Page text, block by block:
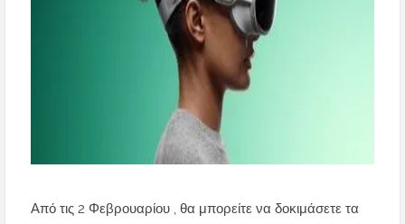
Από τις 2 Φεβρουαρίου , θα μπορείτε να δοκιμάσετε τα